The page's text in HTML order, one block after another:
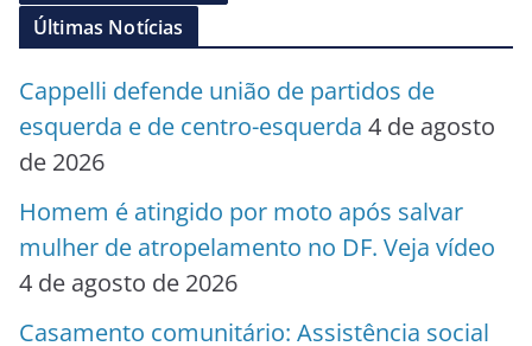
Últimas Notícias
Cappelli defende união de partidos de
esquerda e de centro-esquerda 4 de agosto
de 2026
Homem é atingido por moto após salvar
mulher de atropelamento no DF. Veja vídeo
4 de agosto de 2026
Casamento comunitário: Assistência social